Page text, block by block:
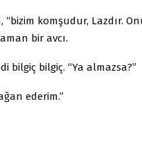
“bizim komşudur, Lazdır.
bir avcı.
bilgiç bilgiç. “Ya almazsa?”
ederim.”